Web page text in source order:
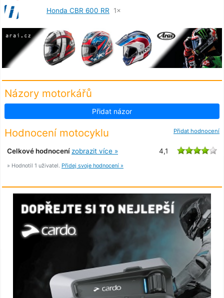
Honda CBR 600 RR 1×
Názory motorkářů
Přidat názor
Přidat hodnocení
Hodnocení motocyklu
Celkové hodnocení zobrazit více » 4,1
» Hodnotil 1 uživatel. Přidej svoje hodnocení »